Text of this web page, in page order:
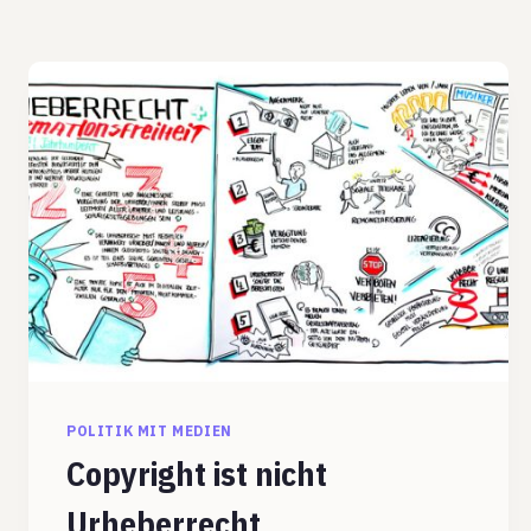
POLITIK MIT MEDIEN
Copyright ist nicht